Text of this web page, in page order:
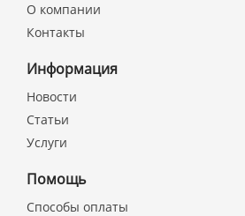
О компании
Контакты
Информация
Новости
Статьи
Услуги
Помощь
Способы оплаты